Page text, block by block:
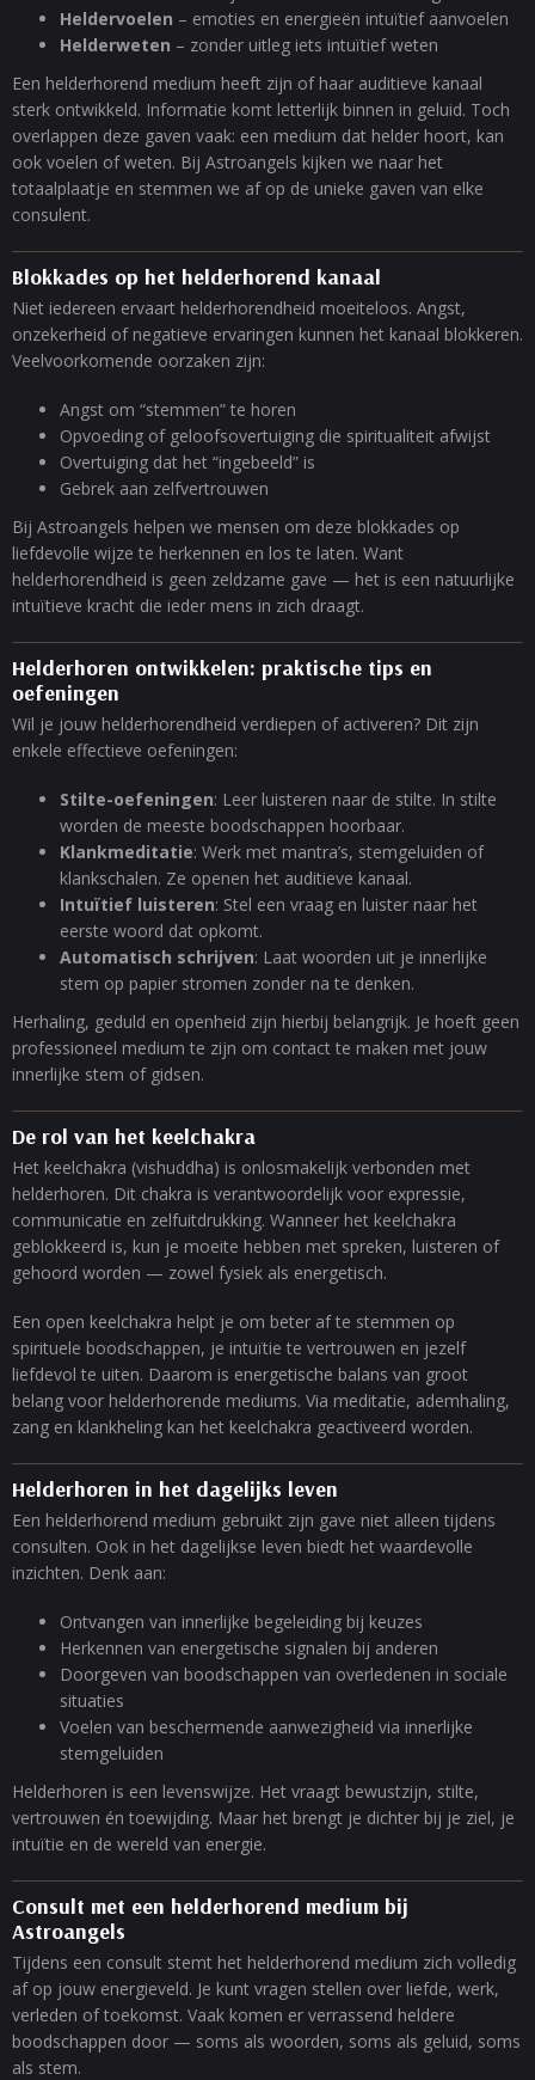
Heldervoelen – emoties en energieën intuïtief aanvoelen
Helderweten – zonder uitleg iets intuïtief weten
Een helderhorend medium heeft zijn of haar auditieve kanaal
sterk ontwikkeld. Informatie komt letterlijk binnen in geluid. Toch
overlappen deze gaven vaak: een medium dat helder hoort, kan
ook voelen of weten. Bij Astroangels kijken we naar het
totaalplaatje en stemmen we af op de unieke gaven van elke
consulent.
Blokkades op het helderhorend kanaal
Niet iedereen ervaart helderhorendheid moeiteloos. Angst,
onzekerheid of negatieve ervaringen kunnen het kanaal blokkeren.
Veelvoorkomende oorzaken zijn:
Angst om “stemmen” te horen
Opvoeding of geloofsovertuiging die spiritualiteit afwijst
Overtuiging dat het “ingebeeld” is
Gebrek aan zelfvertrouwen
Bij Astroangels helpen we mensen om deze blokkades op
liefdevolle wijze te herkennen en los te laten. Want
helderhorendheid is geen zeldzame gave — het is een natuurlijke
intuïtieve kracht die ieder mens in zich draagt.
Helderhoren ontwikkelen: praktische tips en
oefeningen
Wil je jouw helderhorendheid verdiepen of activeren? Dit zijn
enkele effectieve oefeningen:
Stilte-oefeningen: Leer luisteren naar de stilte. In stilte
worden de meeste boodschappen hoorbaar.
Klankmeditatie: Werk met mantra’s, stemgeluiden of
klankschalen. Ze openen het auditieve kanaal.
Intuïtief luisteren: Stel een vraag en luister naar het
eerste woord dat opkomt.
Automatisch schrijven: Laat woorden uit je innerlijke
stem op papier stromen zonder na te denken.
Herhaling, geduld en openheid zijn hierbij belangrijk. Je hoeft geen
professioneel medium te zijn om contact te maken met jouw
innerlijke stem of gidsen.
De rol van het keelchakra
Het keelchakra (vishuddha) is onlosmakelijk verbonden met
helderhoren. Dit chakra is verantwoordelijk voor expressie,
communicatie en zelfuitdrukking. Wanneer het keelchakra
geblokkeerd is, kun je moeite hebben met spreken, luisteren of
gehoord worden — zowel fysiek als energetisch.
Een open keelchakra helpt je om beter af te stemmen op
spirituele boodschappen, je intuïtie te vertrouwen en jezelf
liefdevol te uiten. Daarom is energetische balans van groot
belang voor helderhorende mediums. Via meditatie, ademhaling,
zang en klankheling kan het keelchakra geactiveerd worden.
Helderhoren in het dagelijks leven
Een helderhorend medium gebruikt zijn gave niet alleen tijdens
consulten. Ook in het dagelijkse leven biedt het waardevolle
inzichten. Denk aan:
Ontvangen van innerlijke begeleiding bij keuzes
Herkennen van energetische signalen bij anderen
Doorgeven van boodschappen van overledenen in sociale
situaties
Voelen van beschermende aanwezigheid via innerlijke
stemgeluiden
Helderhoren is een levenswijze. Het vraagt bewustzijn, stilte,
vertrouwen én toewijding. Maar het brengt je dichter bij je ziel, je
intuïtie en de wereld van energie.
Consult met een helderhorend medium bij
Astroangels
Tijdens een consult stemt het helderhorend medium zich volledig
af op jouw energieveld. Je kunt vragen stellen over liefde, werk,
verleden of toekomst. Vaak komen er verrassend heldere
boodschappen door — soms als woorden, soms als geluid, soms
als stem.